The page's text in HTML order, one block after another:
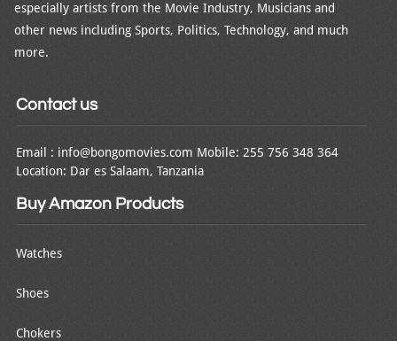
especially artists from the Movie Industry, Musicians and
other news including Sports, Politics, Technology, and much
more.
Contact us
Email : info@bongomovies.com Mobile: 255 756 348 364
Location: Dar es Salaam, Tanzania
Buy Amazon Products
Watches
Shoes
Chokers